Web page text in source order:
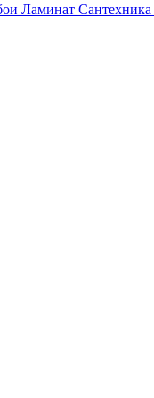
Ламинат Сантехника